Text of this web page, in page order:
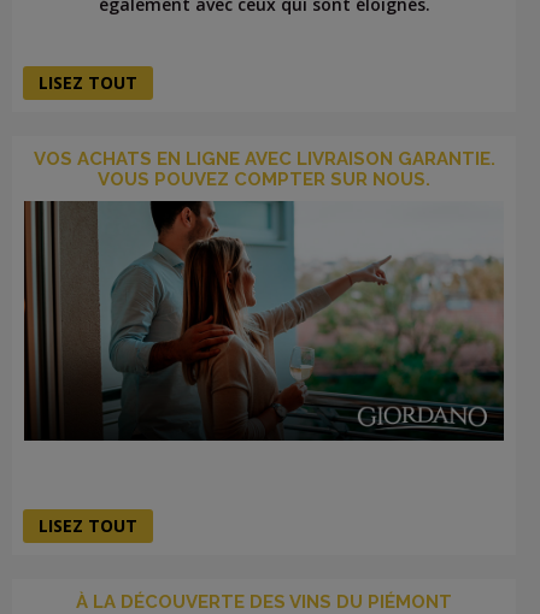
LISEZ TOUT
VOS ACHATS EN LIGNE AVEC LIVRAISON GARANTIE.
VOUS POUVEZ COMPTER SUR NOUS.
LISEZ TOUT
À LA DÉCOUVERTE DES VINS DU PIÉMONT